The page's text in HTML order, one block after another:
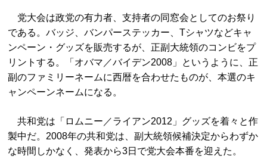
党大会は政党の有力者、支持者の同窓会としてのお祭り
である。バッジ、バンパーステッカー、Tシャツなどキャ
ンペーン・グッズを販売するが、正副大統領のコンビをプ
リントする。「オバマ／バイデン2008」というように、正
副のファミリーネームに西暦を合わせたものが、本選のキ
ャンペーンネームになる。
共和党は「ロムニー／ライアン2012」グッズを着々と作
製中だ。2008年の共和党は、副大統領候補決定からわずか
な時間しかなく、発表から3日で党大会本番を迎えた。